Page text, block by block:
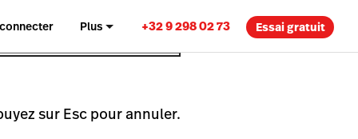
Plus +32 9 298 02 73 Essai gratuit
sur Esc pour annuler.